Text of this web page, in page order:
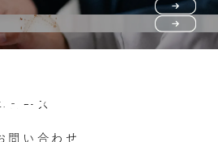
質問
ュース
問い合わせ